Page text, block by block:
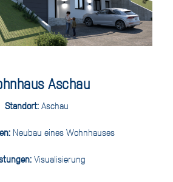
Aschau
Standort:Aschau
Neubau eines Wohnhauses
Visualisierung